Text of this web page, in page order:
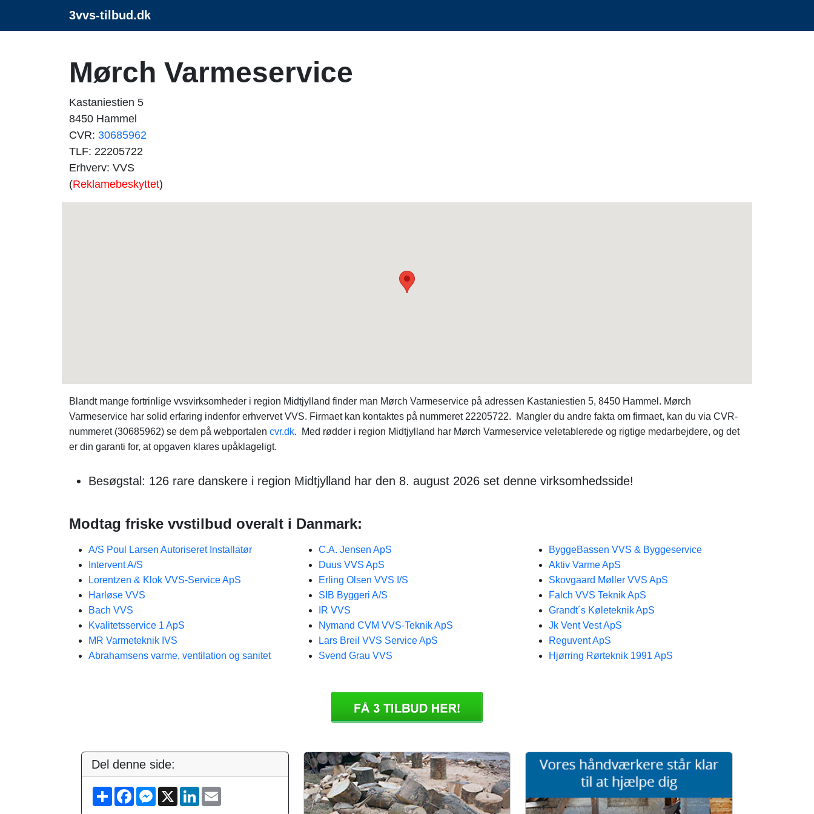
3vvs-tilbud.dk
Mørch Varmeservice
Kastaniestien 5
8450 Hammel
CVR: 30685962
TLF: 22205722
Erhverv: VVS
(Reklamebeskyttet)
Blandt mange fortrinlige vvsvirksomheder i region Midtjylland finder man Mørch Varmeservice på adressen Kastaniestien 5, 8450 Hammel. Mørch
Varmeservice har solid erfaring indenfor erhvervet VVS. Firmaet kan kontaktes på nummeret 22205722. Mangler du andre fakta om firmaet, kan du via CVR-
nummeret (30685962) se dem på webportalen cvr.dk. Med rødder i region Midtjylland har Mørch Varmeservice veletablerede og rigtige medarbejdere, og det
er din garanti for, at opgaven klares upåklageligt.
Besøgstal: 126 rare danskere i region Midtjylland har den 8. august 2026 set denne virksomhedsside!
Modtag friske vvstilbud overalt i Danmark:
A/S Poul Larsen Autoriseret Installatør
Intervent A/S
Lorentzen & Klok VVS-Service ApS
Harløse VVS
Bach VVS
Kvalitetsservice 1 ApS
MR Varmeteknik IVS
Abrahamsens varme, ventilation og sanitet
C.A. Jensen ApS
Duus VVS ApS
Erling Olsen VVS I/S
SIB Byggeri A/S
IR VVS
Nymand CVM VVS-Teknik ApS
Lars Breil VVS Service ApS
Svend Grau VVS
ByggeBassen VVS & Byggeservice
Aktiv Varme ApS
Skovgaard Møller VVS ApS
Falch VVS Teknik ApS
Grandt´s Køleteknik ApS
Jk Vent Vest ApS
Reguvent ApS
Hjørring Rørteknik 1991 ApS
Del denne side:
S
h
F
M
X
L